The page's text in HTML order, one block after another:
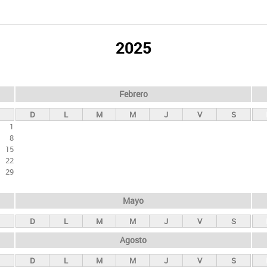
2025
1
8
15
22
29
Febrero
D L M M J V S
Mayo
D L M M J V S
Agosto
D L M M J V S